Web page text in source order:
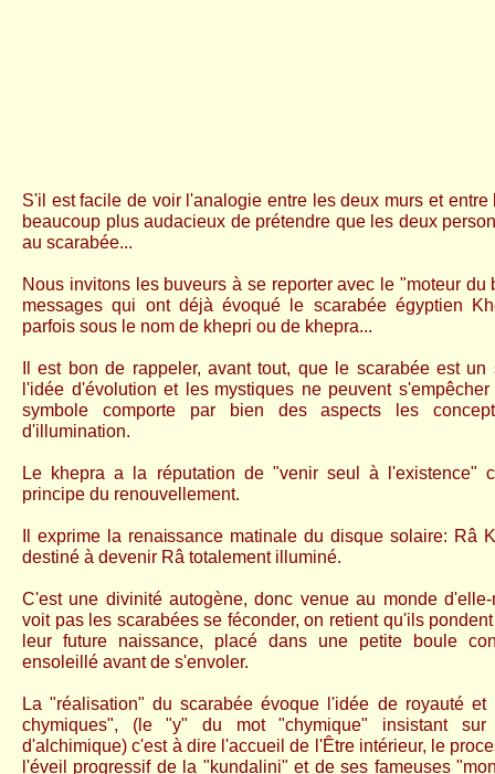
S'il est facile de voir l'analogie entre les deux murs et
beaucoup plus audacieux de prétendre que les deux
au scarabée...
Nous invitons les buveurs à se reporter avec le "moteur du
messages qui ont déjà évoqué le scarabée égyptien
parfois sous le nom de khepri ou de khepra...
Il est bon de rappeler, avant tout, que le scarabée est
l'idée d'évolution et les mystiques ne peuvent
symbole comporte par bien des aspects les
d'illumination.
Le khepra a la réputation de "venir seul à l'existence"
principe du renouvellement.
Il exprime la renaissance matinale du disque solaire: Râ
destiné à devenir Râ totalement illuminé.
C'est une divinité autogène, donc venue au monde
voit pas les scarabées se féconder, on retient qu'ils
leur future naissance, placé dans une petite boule
ensoleillé avant de s'envoler.
La "réalisation" du scarabée évoque l'idée de royauté et
chymiques", (le "y" du mot "chymique" insistant
d'alchimique) c'est à dire l'accueil de l'Être intérieur, le
l'éveil progressif de la "kundalini" et de ses fameuses